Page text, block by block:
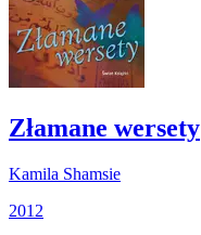
Złamane wersety
Kamila Shamsie
2012